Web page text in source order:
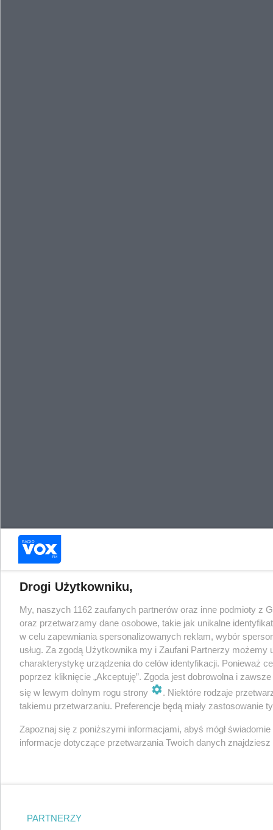
Drogi Użytkowniku,
My, naszych 1162 zaufanych partnerów oraz inne podmioty z
oraz przetwarzamy dane osobowe, takie jak unikalne
w celu zapewniania spersonalizowanych reklam, wybór
usług. Za zgodą Użytkownika my i Zaufani Partnerzy
charakterystykę urządzenia do celów identyfikacji. Ponieważ
poprzez kliknięcie „Akceptuję”. Zgoda jest dobrowolna i
się w lewym dolnym rogu strony
. Niektóre rodzaje
takiemu przetwarzaniu. Preferencje będą miały zastosowanie
Zapoznaj się z poniższymi informacjami, abyś mógł
informacje dotyczące przetwarzania Twoich danych
PARTNERZY